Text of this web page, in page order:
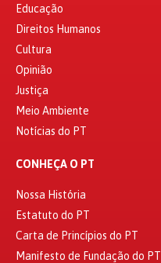
Educação
Direitos Humanos
Cultura
Opinião
Justiça
Meio Ambiente
Notícias do PT
CONHEÇA O PT
Nossa História
Estatuto do PT
Carta de Princípios do PT
Manifesto de Fundação do PT